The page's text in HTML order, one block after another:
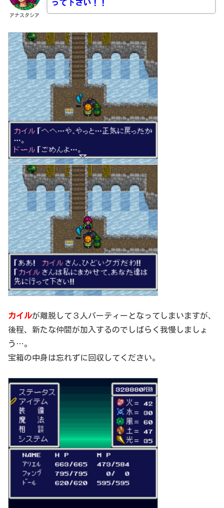
アナスタシア
って下さい！！
カイルが離脱して３人パーティーとなってしまいますが、
後程、新たな仲間が加入するのでしばらく我慢しましょ
う…。
宝箱の中身は忘れずに回収してください。